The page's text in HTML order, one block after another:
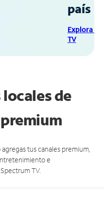
país
Explora
TV
de
tus canales premium,
e
TV.